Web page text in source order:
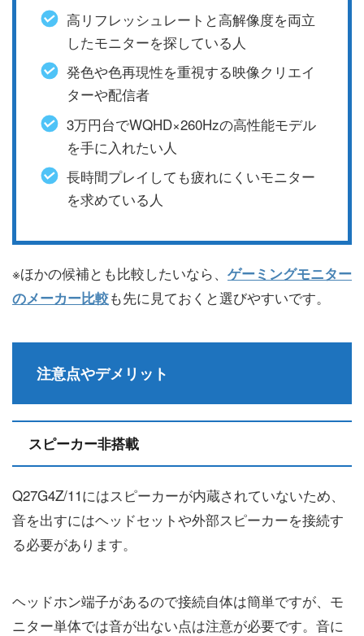
高リフレッシュレートと高解像度を両立
したモニターを探している人
発色や色再現性を重視する映像クリエイ
ターや配信者
3万円台でWQHD×260Hzの高性能モデル
を手に入れたい人
長時間プレイしても疲れにくいモニター
を求めている人
※ほかの候補とも比較したいなら、 ゲーミングモニター
のメーカー比較も先に見ておくと選びやすいです。
注意点やデメリット
スピーカー非搭載
Q27G4Z/11にはスピーカーが内蔵されていないため、
音を出すにはヘッドセットや外部スピーカーを接続す
る必要があります。
ヘッドホン端子があるので接続自体は簡単ですが、モ
ニター単体では音が出ない点は注意が必要です。音に